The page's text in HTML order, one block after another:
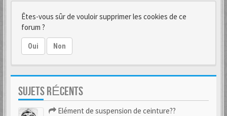
Êtes-vous sûr de vouloir supprimer les cookies de ce
forum ?
Oui Non
SUJETS RÉCENTS
Elément de suspension de ceinture??